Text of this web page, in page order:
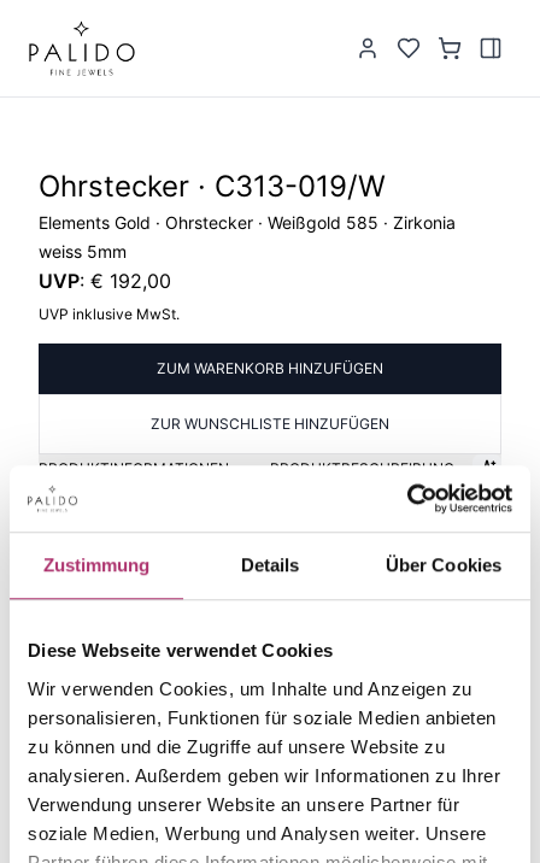
Zustimmung Details Über Cookies
Diese Webseite verwendet Cookies
Wir verwenden Cookies, um Inhalte und Anzeigen zu
personalisieren, Funktionen für soziale Medien anbieten
zu können und die Zugriffe auf unsere Website zu
analysieren. Außerdem geben wir Informationen zu Ihrer
Verwendung unserer Website an unsere Partner für
soziale Medien, Werbung und Analysen weiter. Unsere
Ohrstecker · C313-019/W
Elements Gold · Ohrstecker · Weißgold 585 · Zirkonia
weiss 5mm
UVP: € 192,00
UVP inklusive MwSt.
ZUM WARENKORB HINZUFÜGEN
ZUR WUNSCHLISTE HINZUFÜGEN
PRODUKTINFORMATIONEN PRODUKTBESCHREIBUNG
Ohrstecker
Gold
EAN
Alternativ
Feingehalt
585
Farbe
Weißgold
Größe
-
Steinfarbe
weiß